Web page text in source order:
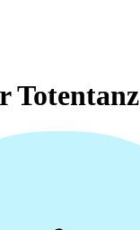
Totentanz